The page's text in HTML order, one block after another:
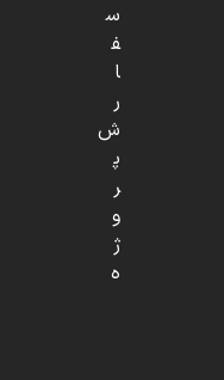
س
ف
ا
ر
ش
پ
ر
و
ژ
ه